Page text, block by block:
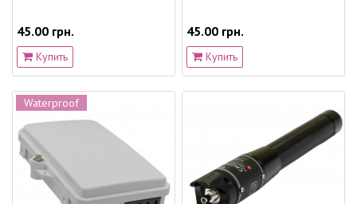
45.00 грн.
Купить
45.00 грн.
Купить
Waterproof